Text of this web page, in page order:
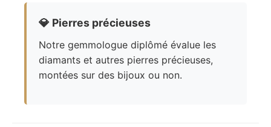
💎 Pierres précieuses
Notre gemmologue diplômé évalue les
diamants et autres pierres précieuses,
montées sur des bijoux ou non.